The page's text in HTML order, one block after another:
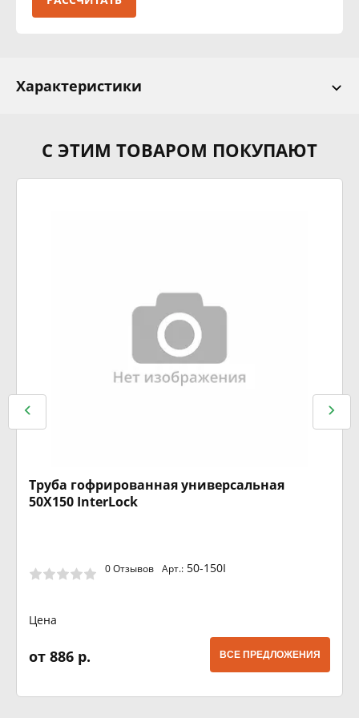
Характеристики
С ЭТИМ ТОВАРОМ ПОКУПАЮТ
Труба гофрированная универсальная
50X150 InterLock
0 Отзывов Арт.: 50-150I
Цена
от 886 р. ВСЕ ПРЕДЛОЖЕНИЯ